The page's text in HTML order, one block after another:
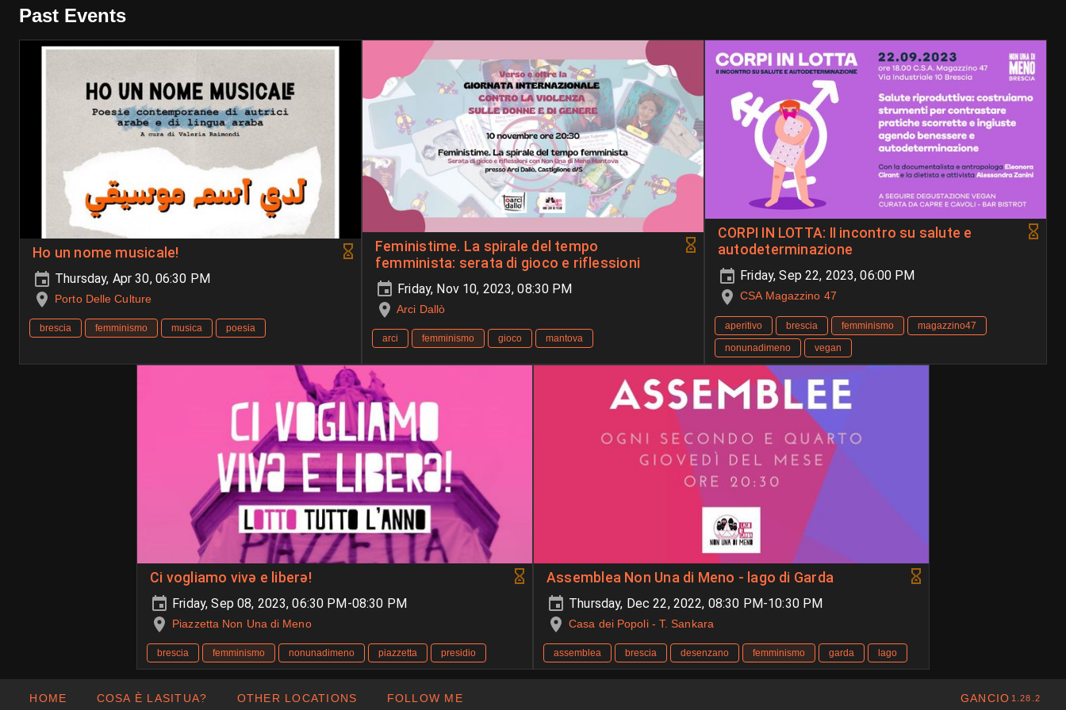
Past Events
Ho un nome musicale!
Thursday, Apr 30, 06:30 PM
Porto Delle Culture
brescia femminismo musica poesia
Feministime. La spirale del tempo
femminista: serata di gioco e riflessioni
Friday, Nov 10, 2023, 08:30 PM
Arci Dallò
arci femminismo gioco mantova
CORPI IN LOTTA: II incontro su salute e
autodeterminazione
Friday, Sep 22, 2023, 06:00 PM
CSA Magazzino 47
aperitivo brescia femminismo
magazzino47
nonunadimeno
vegan
Ci vogliamo vivə e liberə!
Friday, Sep 08, 2023, 06:30 PM-08:30 PM
Piazzetta Non Una di Meno
brescia femminismo nonunadimeno piazzetta presidio
Assemblea Non Una di Meno - lago di Garda
Thursday, Dec 22, 2022, 08:30 PM-10:30 PM
Casa dei Popoli - T. Sankara
assemblea brescia desenzano femminismo garda lago
HOME COSA È LASITUA? OTHER LOCATIONS FOLLOW ME GANCIO 1.28.2